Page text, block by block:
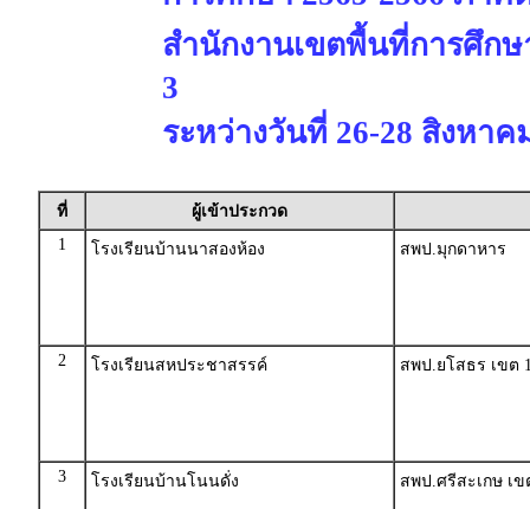
สำนักงานเขตพื้นที่การศึก
3
ระหว่างวันที่ 26-28 สิงหาค
ที่
ผู้เข้าประกวด
1
โรงเรียนบ้านนาสองห้อง สพป.มุกดาหาร
2 โรงเรียนสหประชาสรรค์ สพป.ยโสธร เขต
3 โรงเรียนบ้านโนนดั่ง สพป.ศรีสะเกษ เข